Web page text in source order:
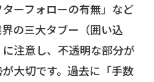
ーフォローの有無」など
の三大タブー（囲い込
注意し、不透明な部分が
大切です。過去に「手数